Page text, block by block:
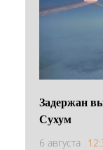
Задержан
Сухум
6 августа